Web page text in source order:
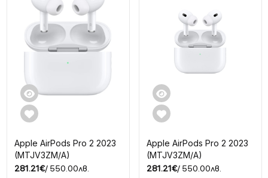
Apple AirPods Pro 2 2023
(MTJV3ZM/A)
281.21€/ 550.00лв.
Apple AirPods Pro 2 2023
(MTJV3ZM/A)
281.21€/ 550.00лв.